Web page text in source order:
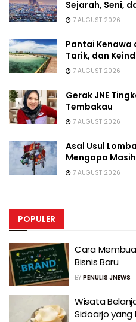
Sejarah, Seni,
7 AUGUST 2026
Pantai Kenawa
Tarik, dan
7 AUGUST 2026
Gerak JNE
Tembakau
7 AUGUST 2026
Asal Usul
Mengapa
7 AUGUST 2026
POPULER
Cara
Bisnis Baru
BY PENULIS JNEWS
Wisata
Sidoarjo yang